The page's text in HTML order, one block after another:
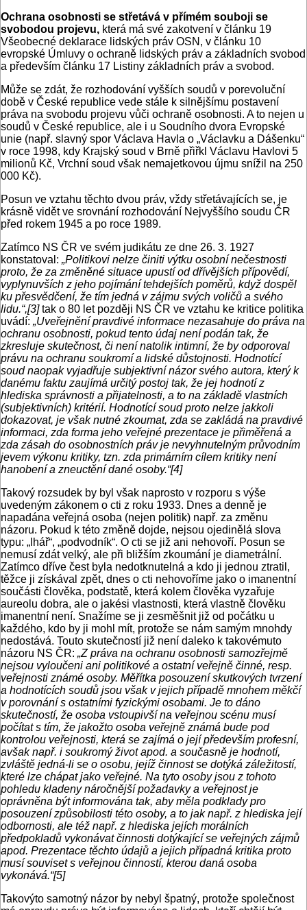
Ochrana osobnosti se střetává v přímém souboji se
svobodou projevu, která má své zakotvení v článku 19
Všeobecné deklarace lidských práv OSN, v článku 10
evropské Úmluvy o ochraně lidských práv a základních svobod
a především článku 17 Listiny základních práv a svobod.
Může se zdát, že rozhodování vyšších soudů v porevoluční
době v České republice vede stále k silnějšímu postavení
práva na svobodu projevu vůči ochraně osobnosti. A to nejen u
soudů v České republice, ale i u Soudního dvora Evropské
unie (např. slavný spor Václava Havla o „Václavku a Dášenku“
v roce 1998, kdy Krajský soud v Brně přiřkl Václavu Havlovi 5
milionů Kč, Vrchní soud však nemajetkovou újmu snížil na 250
000 Kč).
Posun ve vztahu těchto dvou práv, vždy střetávajících se, je
krásně vidět ve srovnání rozhodování Nejvyššího soudu ČR
před rokem 1945 a po roce 1989.
Zatímco NS ČR ve svém judikátu ze dne 26. 3. 1927
konstatoval: „Politikovi nelze činiti výtku osobní nečestnosti
proto, že za změněné situace upustí od dřívějších přípovědí,
vyplynuvších z jeho pojímání tehdejších poměrů, když dospěl
ku přesvědčení, že tím jedná v zájmu svých voličů a svého
lidu.“,[3]tak o 80 let později NS ČR ve vztahu ke kritice politika
uvádí: „Uveřejnění pravdivé informace nezasahuje do práva na
ochranu osobnosti, pokud tento údaj není podán tak, že
zkresluje skutečnost, či není natolik intimní, že by odporoval
právu na ochranu soukromí a lidské důstojnosti. Hodnotící
soud naopak vyjadřuje subjektivní názor svého autora, který k
danému faktu zaujímá určitý postoj tak, že jej hodnotí z
hlediska správnosti a přijatelnosti, a to na základě vlastních
(subjektivních) kritérií. Hodnotící soud proto nelze jakkoli
dokazovat, je však nutné zkoumat, zda se zakládá na pravdivé
informaci, zda forma jeho veřejné prezentace je přiměřená a
zda zásah do osobnostních práv je nevyhnutelným průvodním
jevem výkonu kritiky, tzn. zda primárním cílem kritiky není
hanobení a zneuctění dané osoby.“[4]
Takový rozsudek by byl však naprosto v rozporu s výše
uvedeným zákonem o cti z roku 1933. Dnes a denně je
napadána veřejná osoba (nejen politik) např. za změnu
názoru. Pokud k této změně dojde, nejsou ojedinělá slova
typu: „lhář“, „podvodník“. O cti se již ani nehovoří. Posun se
nemusí zdát velký, ale při bližším zkoumání je diametrální.
Zatímco dříve čest byla nedotknutelná a kdo ji jednou ztratil,
těžce ji získával zpět, dnes o cti nehovoříme jako o imanentní
součásti člověka, podstatě, která kolem člověka vyzařuje
aureolu dobra, ale o jakési vlastnosti, která vlastně člověku
imanentní není. Snažíme se ji zesměšnit již od počátku u
každého, kdo by ji mohl mít, protože se nám samým mnohdy
nedostává. Touto skutečností již není daleko k takovémuto
názoru NS ČR: „Z práva na ochranu osobnosti samozřejmě
nejsou vyloučeni ani politikové a ostatní veřejně činné, resp.
veřejnosti známé osoby. Měřítka posouzení skutkových tvrzení
a hodnotících soudů jsou však v jejich případě mnohem měkčí
v porovnání s ostatními fyzickými osobami. Je to dáno
skutečností, že osoba vstoupivší na veřejnou scénu musí
počítat s tím, že jakožto osoba veřejně známá bude pod
kontrolou veřejnosti, která se zajímá o její především profesní,
avšak např. i soukromý život apod. a současně je hodnotí,
zvláště jedná-li se o osobu, jejíž činnost se dotýká záležitostí,
které lze chápat jako veřejné. Na tyto osoby jsou z tohoto
pohledu kladeny náročnější požadavky a veřejnost je
oprávněna být informována tak, aby měla podklady pro
posouzení způsobilosti této osoby, a to jak např. z hlediska její
odbornosti, ale též např. z hlediska jejích morálních
předpokladů vykonávat činnosti dotýkající se veřejných zájmů
apod. Prezentace těchto údajů a jejich případná kritika proto
musí souviset s veřejnou činností, kterou daná osoba
vykonává.“[5]
Takovýto samotný názor by nebyl špatný, protože společnost